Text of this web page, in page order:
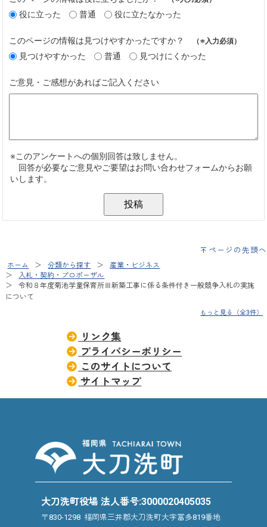
ページの先頭へ
ホーム 分類から探す
産業・ビジネス
入札・契約・プロポーザル
令和８年度菊池学童保育所Ⅲ新築工事に係る条件付き一般競争入札の実施
について
もっと見る（全3件）
リンク集
プライバシーポリシー
このサイトについて
サイトマップ
大刀洗町役場 法人番号:3000020405035
〒830-1298 福岡県三井郡大刀洗町大字冨多819番地